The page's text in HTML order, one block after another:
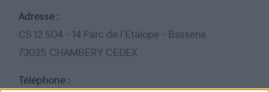
Adresse :
CS 12 504 - 14 Parc de l´Etalope - Bassens
73025 CHAMBERY CEDEX
Téléphone :